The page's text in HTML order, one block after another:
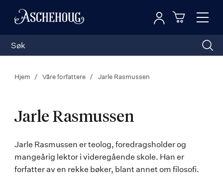
Toggle
Logg inn
Hjem Våre forfattere Jarle Rasmussen
Jarle Rasmussen
Jarle
Rasmussen
Jarle Rasmussen er teolog, foredragsholder og
mangeårig lektor i videregående skole. Han er
forfatter av en rekke bøker, blant annet om filosofi.